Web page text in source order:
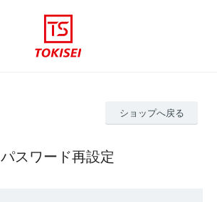
ショップへ戻る
パスワード再設定